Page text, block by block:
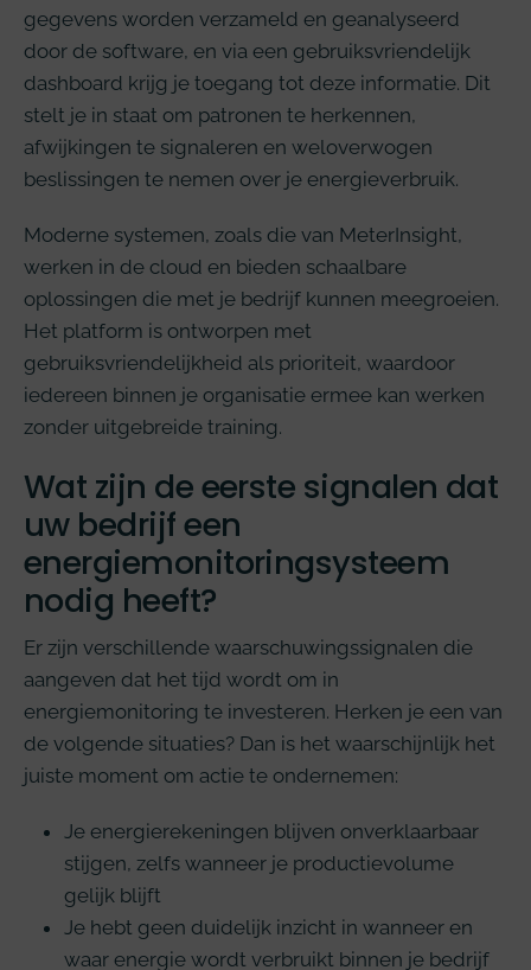
gegevens worden verzameld en geanalyseerd
door de software, en via een gebruiksvriendelijk
dashboard krijg je toegang tot deze informatie. Dit
stelt je in staat om patronen te herkennen,
afwijkingen te signaleren en weloverwogen
beslissingen te nemen over je energieverbruik.
Moderne systemen, zoals die van MeterInsight,
werken in de cloud en bieden schaalbare
oplossingen die met je bedrijf kunnen meegroeien.
Het platform is ontworpen met
gebruiksvriendelijkheid als prioriteit, waardoor
iedereen binnen je organisatie ermee kan werken
zonder uitgebreide training.
Wat zijn de eerste signalen dat
uw bedrijf een
energiemonitoringsysteem
nodig heeft?
Er zijn verschillende waarschuwingssignalen die
aangeven dat het tijd wordt om in
energiemonitoring te investeren. Herken je een van
de volgende situaties? Dan is het waarschijnlijk het
juiste moment om actie te ondernemen:
Je energierekeningen blijven onverklaarbaar
stijgen, zelfs wanneer je productievolume
gelijk blijft
Je hebt geen duidelijk inzicht in wanneer en
waar energie wordt verbruikt binnen je bedrijf